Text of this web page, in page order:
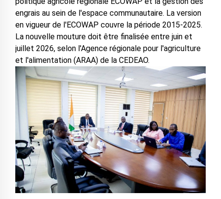
engrais au sein de l'espace communautaire. La version
en vigueur de l'ECOWAP couvre la période 2015-2025.
La nouvelle mouture doit être finalisée entre juin et
juillet 2026, selon l'Agence régionale pour l'agriculture
et l'alimentation (ARAA) de la CEDEAO.